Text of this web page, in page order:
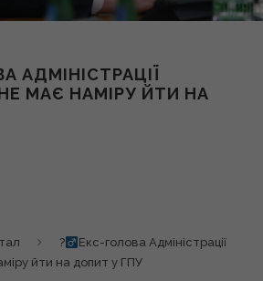
АДМІНІСТРАЦІЇ
МАЄ НАМІРУ ЙТИ НА
?
Екс-голова Адміністрації
йти на допит у ГПУ